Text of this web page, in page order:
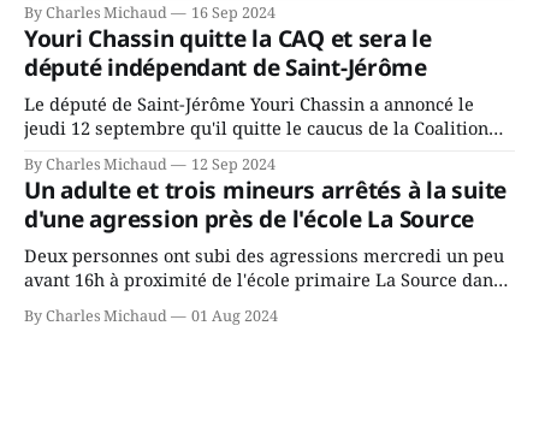
depuis longtemps? Sera-t-il candidat indépendant dans 2
ans? Joindrait-il un autre parti, par exemple les
conservateurs d’Éric Duhaime? Que lui
By Charles Michaud 16 Sep 2024
Youri Chassin quitte la CAQ et sera le
député indépendant de Saint-Jérôme
Le député de Saint-Jérôme Youri Chassin a annoncé le
jeudi 12 septembre qu'il quitte le caucus de la Coalition
gouvernement de la CAQ, surtout de son incapacité, qu'il
juge chronique, à offrir des
By Charles Michaud 12 Sep 2024
Un adulte et trois mineurs arrêtés à la suite
d'une agression près de l'école La Source
Deux personnes ont subi des agressions mercredi un peu
avant 16h à proximité de l'école primaire La Source dans
victimes aurait été écrasée sous un véhicule et aspergée
By Charles Michaud 01 Aug 2024